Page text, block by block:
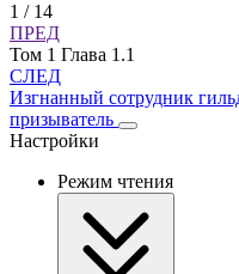
1 / 14
ПРЕД
Том 1 Глава 1.1
СЛЕД
Изгнанный сотрудник
призыватель
Настройки
Режим чтения